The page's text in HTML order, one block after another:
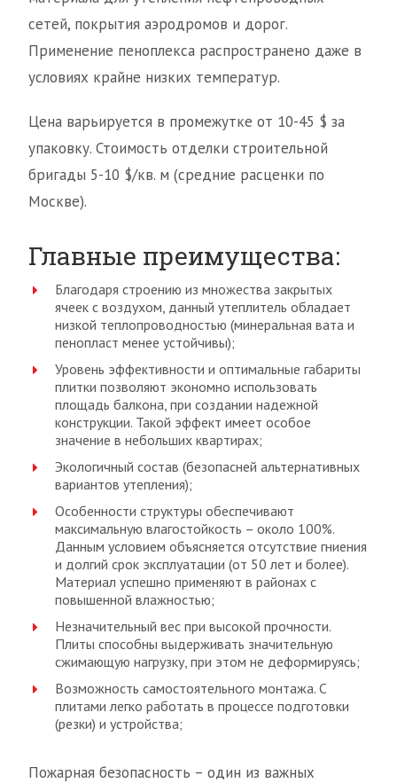
сетей, покрытия аэродромов и дорог.
Применение пеноплекса распространено даже в
условиях крайне низких температур.
Цена варьируется в промежутке от 10-45 $ за
упаковку. Стоимость отделки строительной
бригады 5-10 $/кв. м (средние расценки по
Москве).
Главные преимущества:
Благодаря строению из множества закрытых
ячеек с воздухом, данный утеплитель обладает
низкой теплопроводностью (минеральная вата и
пенопласт менее устойчивы);
Уровень эффективности и оптимальные габариты
плитки позволяют экономно использовать
площадь балкона, при создании надежной
конструкции. Такой эффект имеет особое
значение в небольших квартирах;
Экологичный состав (безопасней альтернативных
вариантов утепления);
Особенности структуры обеспечивают
максимальную влагостойкость – около 100%.
Данным условием объясняется отсутствие гниения
и долгий срок эксплуатации (от 50 лет и более).
Материал успешно применяют в районах с
повышенной влажностью;
Незначительный вес при высокой прочности.
Плиты способны выдерживать значительную
сжимающую нагрузку, при этом не деформируясь;
Возможность самостоятельного монтажа. С
плитами легко работать в процессе подготовки
(резки) и устройства;
Пожарная безопасность – один из важных